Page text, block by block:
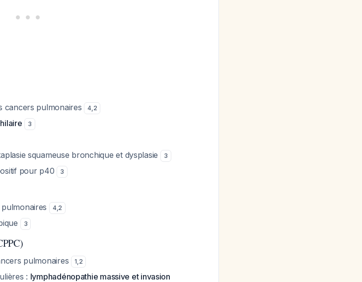
cancers pulmonaires 4,2
3
squameuse bronchique et dysplasie 3
pour p40 3
4,2
3
pulmonaires 1,2
: lymphadénopathie massive et invasion